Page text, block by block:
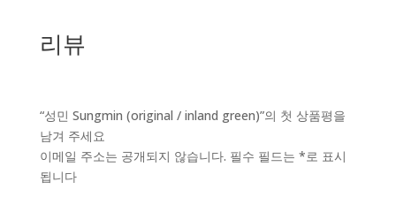
리뷰
“성민 Sungmin (original / inland green)”의 첫 상품평을
남겨 주세요
이메일 주소는 공개되지 않습니다. 필수 필드는 *로 표시
됩니다